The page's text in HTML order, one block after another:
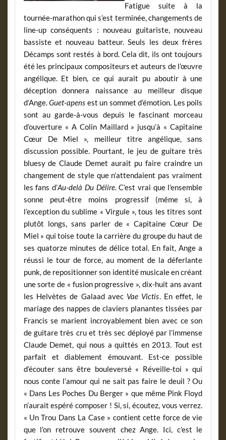
Fatigue suite à la
tournée-marathon qui s’est terminée, changements de
line-up conséquents : nouveau guitariste, nouveau
bassiste et nouveau batteur. Seuls les deux frères
Décamps sont restés à bord. Cela dit, ils ont toujours
été les principaux compositeurs et auteurs de l’œuvre
angélique. Et bien, ce qui aurait pu aboutir à une
déception donnera naissance au meilleur disque
d’Ange.Guet-apens est un sommet d’émotion. Les poils
sont au garde-à-vous depuis le fascinant morceau
d’ouverture « A Colin Maillard » jusqu’à « Capitaine
Cœur De Miel », meilleur titre angélique, sans
discussion possible. Pourtant, le jeu de guitare très
bluesy de Claude Demet aurait pu faire craindre un
changement de style que n’attendaient pas vraiment
les fans d’Au-delà Du Délire. C’est vrai que l’ensemble
sonne peut-être moins progressif (même si, à
l’exception du sublime « Virgule », tous les titres sont
plutôt longs, sans parler de « Capitaine Cœur De
Miel » qui toise toute la carrière du groupe du haut de
ses quatorze minutes de délice total. En fait, Ange a
réussi le tour de force, au moment de la déferlante
punk, de repositionner son identité musicale en créant
une sorte de « fusion progressive », dix-huit ans avant
les Helvètes de Galaad avec Vae Victis. En effet, le
mariage des nappes de claviers planantes tissées par
Francis se marient incroyablement bien avec ce son
de guitare très cru et très sec déployé par l’immense
Claude Demet, qui nous a quittés en 2013. Tout est
parfait et diablement émouvant. Est-ce possible
d’écouter sans être bouleversé « Réveille-toi » qui
nous conte l’amour qui ne sait pas faire le deuil ? Ou
« Dans Les Poches Du Berger » que même Pink Floyd
n’aurait espéré composer ! Si, si, écoutez, vous verrez.
« Un Trou Dans La Case » contient cette force de vie
que l’on retrouve souvent chez Ange. Ici, c’est le